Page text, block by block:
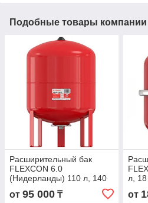
Подобные товары компании
Расширительный бак
FLEXCON 6.0
(Нидерланды) 110 л, 140
л, 200 л, 300 л, 425 л, 600
л, 800 л, 1000 л,
от 95 000 ₸
л,
от